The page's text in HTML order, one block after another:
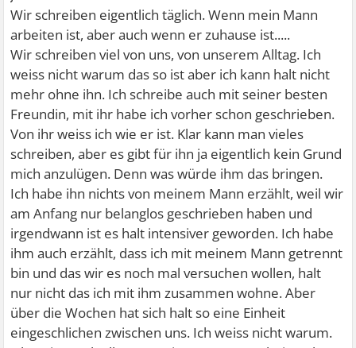
Wir schreiben eigentlich täglich. Wenn mein Mann
arbeiten ist, aber auch wenn er zuhause ist.....
Wir schreiben viel von uns, von unserem Alltag. Ich
weiss nicht warum das so ist aber ich kann halt nicht
mehr ohne ihn. Ich schreibe auch mit seiner besten
Freundin, mit ihr habe ich vorher schon geschrieben.
Von ihr weiss ich wie er ist. Klar kann man vieles
schreiben, aber es gibt für ihn ja eigentlich kein Grund
mich anzulügen. Denn was würde ihm das bringen.
Ich habe ihn nichts von meinem Mann erzählt, weil wir
am Anfang nur belanglos geschrieben haben und
irgendwann ist es halt intensiver geworden. Ich habe
ihm auch erzählt, dass ich mit meinem Mann getrennt
bin und das wir es noch mal versuchen wollen, halt
nur nicht das ich mit ihm zusammen wohne. Aber
über die Wochen hat sich halt so eine Einheit
eingeschlichen zwischen uns. Ich weiss nicht warum.